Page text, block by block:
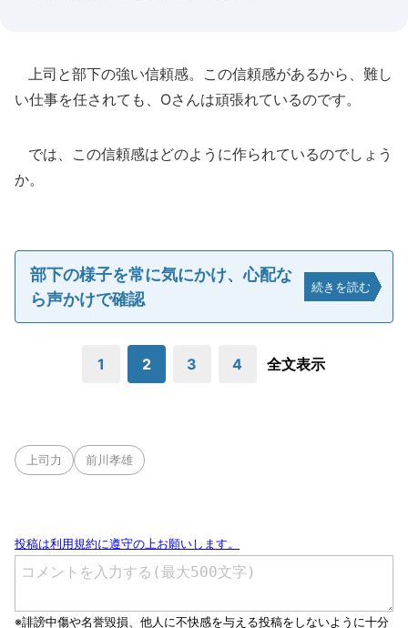
上司と部下の強い信頼感。この信頼感があるから、難し
い仕事を任されても、Oさんは頑張れているのです。
では、この信頼感はどのように作られているのでしょう
か。
部下の様子を常に気にかけ、心配な
ら声かけで確認
続きを読む
1 2 3 4 全文表示
上司力 前川孝雄